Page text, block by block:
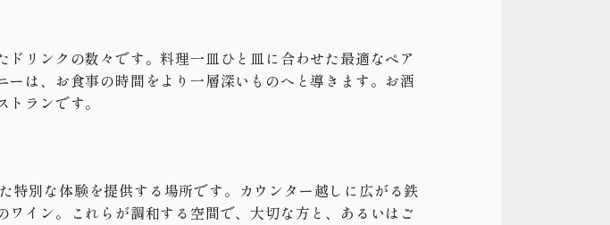
リンクの数々です。料理一皿ひと皿に合わせた最適なペア
は、お食事の時間をより一層深いものへと導きます。お酒
ランです。
別な体験を提供する場所です。カウンター越しに広がる鉄
イン。これらが調和する空間で、大切な方と、あるいはご